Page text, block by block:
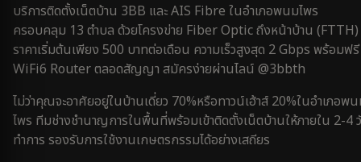
บริการติดตั้งเน็ตบ้าน 3BB และ AIS Fibre ในอำเภอพนมไพร
ครอบคลุม 13 ตำบล ด้วยโครงข่าย Fiber Optic ถึงหน้าบ้าน (FTTH)
ราคาเริ่มต้นเพียง 500 บาทต่อเดือน ความเร็วสูงสุด 2 Gbps พร้อมฟรี
WiFi6 Router ตลอดสัญญา สมัครง่ายผ่านไลน์ @3bbth
ไม่ว่าคุณจะอาศัยอยู่ในบ้านเดี่ยว 70%หรือทาวน์เฮ้าส์ 20%ในอำเภอพ
ไพร ทีมช่างชำนาญการในพื้นที่พร้อมเข้าติดตั้งเน็ตบ้านให้ภายใน 2-4
ทำการ รองรับการใช้งานเกษตรกรรมได้อย่างเสถียร